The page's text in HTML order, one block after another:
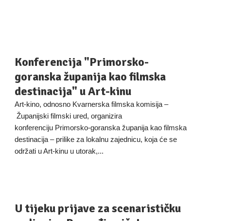
Konferencija "Primorsko-
goranska županija kao filmska
destinacija" u Art-kinu
Art-kino, odnosno Kvarnerska filmska komisija –
Županijski filmski ured, organizira
konferenciju Primorsko-goranska županija kao filmska
destinacija – prilike za lokalnu zajednicu, koja će se
održati u Art-kinu u utorak,...
U tijeku prijave za scenarističku